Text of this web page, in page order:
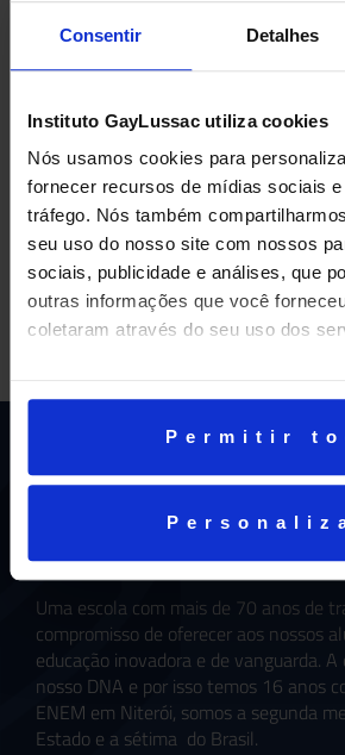
Consentir Detalhes
Instituto GayLussac utiliza cookies
Nós usamos cookies para
fornecer recursos de mídias sociais
tráfego. Nós também
seu uso do nosso site com nossos
sociais, publicidade e análises, que
outras informações que você
coletaram através do seu uso dos
Permitir
ANTERIOR
Teste de imagem por uma cidade antirracista!
Uma escola com mais de 70 anos de
compromisso de oferecer aos nossos
educação inovadora e de vanguarda.
nosso DNA e por isso temos 16 anos
ENEM em Niterói, somos a segunda
Estado e a sétima do Brasil.